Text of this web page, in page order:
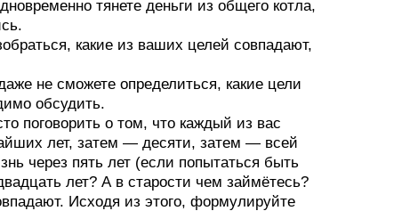
тянете деньги из общего котла,
какие из ваших целей совпадают,
не сможете определиться, какие цели
обсудить.
поговорить о том, что каждый из вас
лет, затем — десяти, затем — всей
через пять лет (если попытаться быть
лет? А в старости чем займётесь?
Исходя из этого, формулируйте